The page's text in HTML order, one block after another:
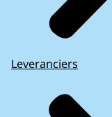
Leveranciers